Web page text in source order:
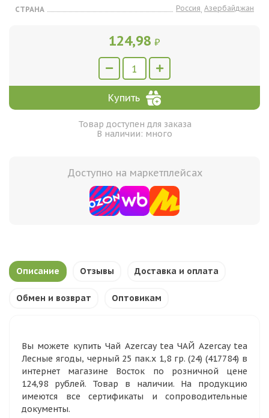
СТРАНА
Россия, Азербайджан
124,98 ₽
Купить
Товар доступен для заказа
В наличии: много
Доступно на маркетплейсах
Описание Отзывы Доставка и оплата
Обмен и возврат Оптовикам
Вы можете купить Чай Azercay tea ЧАЙ Azercay tea
Лесные ягоды, черный 25 пак.х 1,8 гр. (24) (417784) в
интернет магазине Восток по розничной цене
124,98 рублей. Товар в наличии. На продукцию
имеются все сертификаты и сопроводительные
документы.